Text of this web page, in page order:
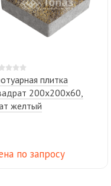
плитка
200х200х60,
желтый
по запросу